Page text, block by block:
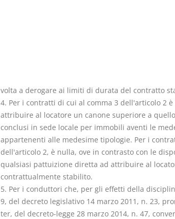
volta a derogare ai limiti di durata del contratto
4. Per i contratti di cui al comma 3 dell'articolo 2
attribuire al locatore un canone superiore a
conclusi in sede locale per immobili aventi le
appartenenti alle medesime tipologie. Per i
dell'articolo 2, è nulla, ove in contrasto con le
qualsiasi pattuizione diretta ad attribuire al
contrattualmente stabilito.
5. Per i conduttori che, per gli effetti della
9, del decreto legislativo 14 marzo 2011, n. 23,
ter, del decreto-legge 28 marzo 2014, n. 47,